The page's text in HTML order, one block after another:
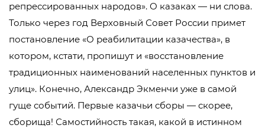
репрессированных народов». О казаках — ни слова.
Только через год Верховный Совет России примет
постановление «О реабилитации казачества», в
котором, кстати, пропишут и «восстановление
традиционных наименований населенных пунктов и
улиц». Конечно, Александр Экменчи уже в самой
гуще событий. Первые казачьи сборы — скорее,
сборища! Самостийность такая, какой в истинном